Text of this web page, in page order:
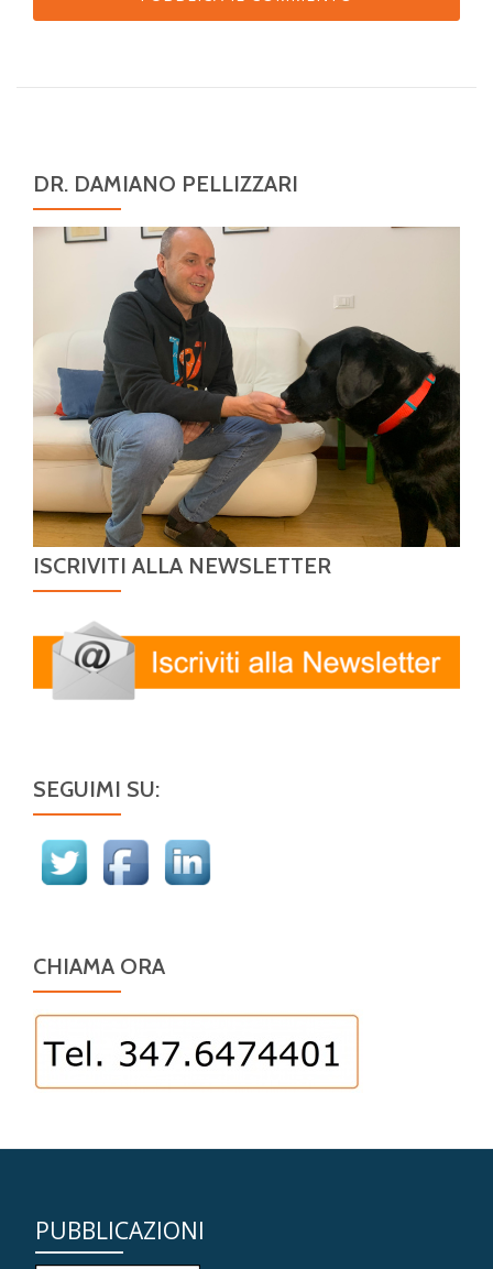
DR. DAMIANO PELLIZZARI
ISCRIVITI ALLA NEWSLETTER
SEGUIMI SU:
CHIAMA ORA
PUBBLICAZIONI